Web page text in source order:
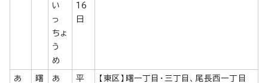
い
っ
ちょ
う
め
16
日
あ
曙
あ
平
【東区】曙一丁目・三丁目、尾長西一丁目